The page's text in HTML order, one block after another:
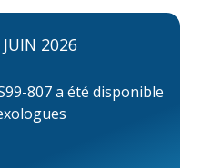
2026
807 a été disponible